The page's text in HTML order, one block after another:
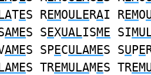
TES REMOULERAI REMO
AMES SEXUALISME SI
AMES SPECULAMES SUPE
S TREMULAMES TR